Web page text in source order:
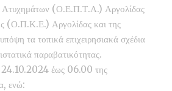
Ατυχημάτων (Ο.Ε.Π.Τ.Α.) Αργολίδας
(Ο.Π.Κ.Ε.) Αργολίδας και της
τα τοπικά επιχειρησιακά σχέδια
παραβατικότητας.
24.10.2024 έως 06.00 της
ενώ: